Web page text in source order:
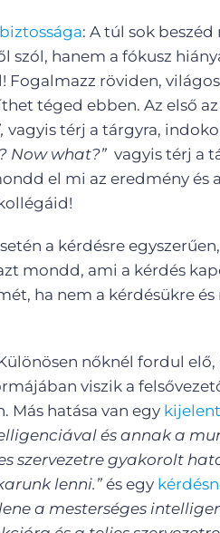
: A túl sok
szól, hanem a fókusz
Fogalmazz röviden,
téged ebben. Az első az
vagyis térj a tárgyra,
Now what?” vagyis térj a
el mi az eredmény és
a kérdésre
mondd, ami a kérdés
ha nem a kérdésükre
nőknél fordul
viszik a
Más hatása van egy
és annak a
szervezetre gyakorolt
lenni.” és egy
a mesterséges